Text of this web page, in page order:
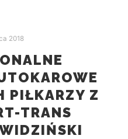
2018
PIŁKARZY Z
TRANS